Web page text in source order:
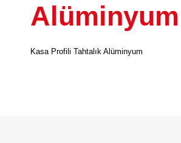
Alüminyum
Kasa Profili Tahtalık Alüminyum